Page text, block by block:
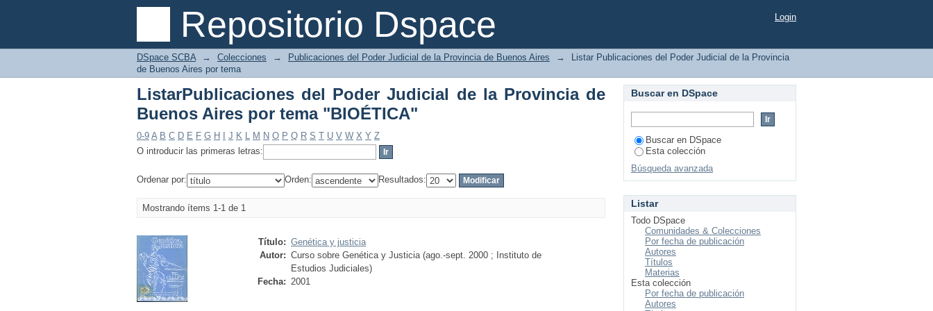
Repositorio Dspace
ListarPublicaciones del Poder Judicial de la Provincia de Buenos Aires por tema
"BIOÉTICA"
Login
DSpace SCBA → Colecciones → Publicaciones del Poder Judicial de la Provincia de Buenos Aires →
Listar Publicaciones del Poder Judicial de la Provincia
de Buenos Aires por tema
ListarPublicaciones del Poder Judicial de la Provincia de
Buenos Aires por tema "BIOÉTICA"
0-9 A B C D E F G H J K L M N O P Q R S T U V W X Y Z
O introducir las primeras letras:
Ordenar por: Orden: Resultados:
Mostrando ítems 1-1 de 1
Título: Genética y justicia
Autor: Curso sobre Genética y Justicia (ago.-sept. 2000 ; Instituto de
Estudios Judiciales)
Fecha: 2001
Buscar en DSpace
Buscar en DSpace
Esta colección
Búsqueda avanzada
Listar
Todo DSpace
Comunidades & Colecciones
Por fecha de publicación
Autores
Títulos
Materias
Esta colección
Por fecha de publicación
Autores